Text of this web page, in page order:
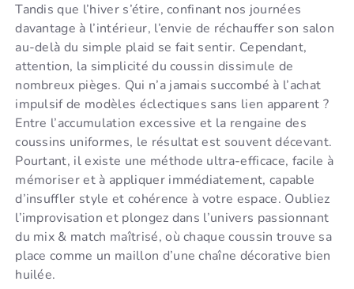
Tandis que l’hiver s’étire, confinant nos journées
davantage à l’intérieur, l’envie de réchauffer son salon
au-delà du simple plaid se fait sentir. Cependant,
attention, la simplicité du coussin dissimule de
nombreux pièges. Qui n’a jamais succombé à l’achat
impulsif de modèles éclectiques sans lien apparent ?
Entre l’accumulation excessive et la rengaine des
coussins uniformes, le résultat est souvent décevant.
Pourtant, il existe une méthode ultra-efficace, facile à
mémoriser et à appliquer immédiatement, capable
d’insuffler style et cohérence à votre espace. Oubliez
l’improvisation et plongez dans l’univers passionnant
du mix & match maîtrisé, où chaque coussin trouve sa
place comme un maillon d’une chaîne décorative bien
huilée.